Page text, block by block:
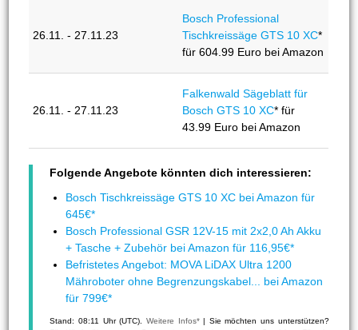
26.11. - 27.11.23
Bosch Professional
Tischkreissäge GTS 10 XC*
für 604.99 Euro bei Amazon
26.11. - 27.11.23
Falkenwald Sägeblatt für
Bosch GTS 10 XC* für
43.99 Euro bei Amazon
Folgende Angebote könnten dich interessieren:
Bosch Tischkreissäge GTS 10 XC bei Amazon für
645€*
Bosch Professional GSR 12V-15 mit 2x2,0 Ah Akku
+ Tasche + Zubehör bei Amazon für 116,95€*
Befristetes Angebot: MOVA LiDAX Ultra 1200
Mähroboter ohne Begrenzungskabel... bei Amazon
für 799€*
Stand: 08:11 Uhr (UTC). Weitere Infos*| Sie möchten uns unterstützen?